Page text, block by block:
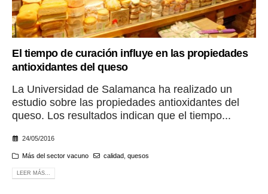
El tiempo de curación influye en las propiedades
antioxidantes del queso
La Universidad de Salamanca ha realizado un
estudio sobre las propiedades antioxidantes del
queso. Los resultados indican que el tiempo...
24/05/2016
Más del sector vacuno calidad, quesos
LEER MÁS...